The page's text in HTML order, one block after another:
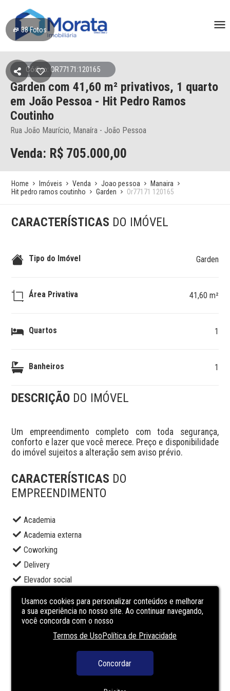
38Fotos
Código: OR77171:120165
Garden com 41,60 m² privativos, 1 quarto
em João Pessoa - Hit Pedro Ramos
Coutinho
Rua João Maurício, Manaíra - João Pessoa
Venda: R$ 705.000,00
Home Imóveis Venda Joao pessoa
Manaira
Hit pedro ramos coutinho
Garden Or77171 120165
CARACTERÍSTICAS DO IMÓVEL
Tipo do Imóvel Garden
Área Privativa 41,60 m²
Quartos 1
Banheiros 1
DESCRIÇÃO DO IMÓVEL
Um empreendimento completo com toda segurança,
conforto e lazer que você merece. Preço e disponibilidade
do imóvel sujeitos a alteração sem aviso prévio.
CARACTERÍSTICAS DO
EMPREENDIMENTO
Academia
Academia externa
Coworking
Delivery
Elevador social
Lavanderia
Market
Piscina adulto
Usamos cookies para personalizar conteúdos e melhorar
a sua experiência no nosso site. Ao continuar navegando,
você concorda com o nosso
Termos de UsoPolítica de Privacidade
Concordar